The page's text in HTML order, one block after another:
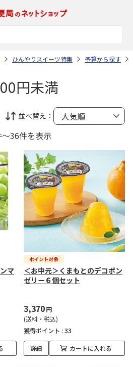
ひんやりスイーツ特集 予算から探す
円未満
並べ替え：
～36件を表示
マ
＜お中元＞くまもとのデコポン
ゼリー６個セット
3,370円
(送料・税込)
獲得ポイント : 33
詳細 カートに入れる